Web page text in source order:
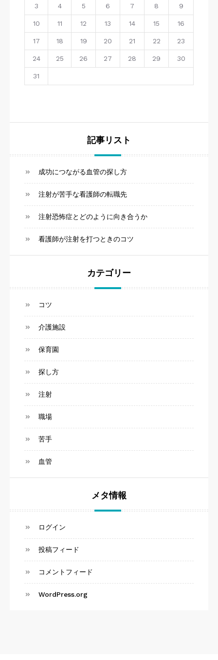
3 4 5 6 7 8 9
10 11 12 13 14 15 16
17 18 19 20 21 22 23
24 25 26 27 28 29 30
31
記事リスト
成功につながる血管の探し方
注射が苦手な看護師の転職先
注射恐怖症とどのように向き合うか
看護師が注射を打つときのコツ
カテゴリー
コツ
介護施設
保育園
探し方
注射
職場
苦手
血管
メタ情報
ログイン
投稿フィード
コメントフィード
WordPress.org